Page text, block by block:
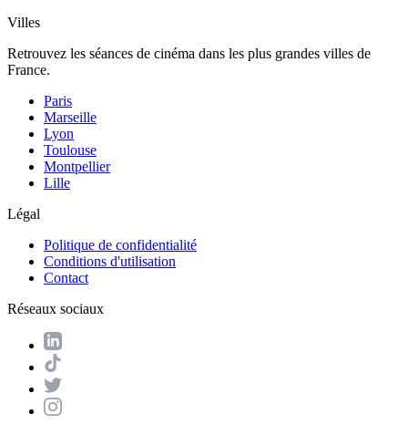
Villes
Retrouvez les séances de cinéma dans les plus grandes villes de
France.
Paris
Marseille
Lyon
Toulouse
Montpellier
Lille
Légal
Politique de confidentialité
Conditions d'utilisation
Contact
Réseaux sociaux